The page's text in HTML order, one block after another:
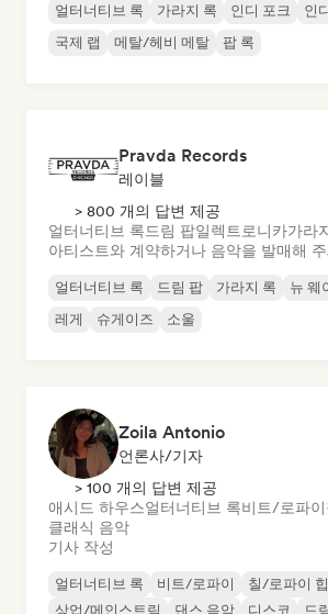
얼터너티브 록 가라지 록 인디 포크 인
국제 랩
메탈/헤비 메탈 팝 록
Pravda Records
레이블
> 800 개의 답변 제공
얼터너티브 록드림 팝일렉트로니카가라
아티스트와 계약하거나 음악을 발매해
얼터너티브 록 드림 팝 가라지 록 뉴 웨
레게
슈게이즈 소울
Zoila Antonio
언론사/기자
> 100 개의 답변 제공
애시드 하우스얼터너티브 록비트/로파이
클래식 음악
기사 작성
얼터너티브 록 비트/로파이
칠/로파이
상업/메인스트림
댄스 음악 디스코
드